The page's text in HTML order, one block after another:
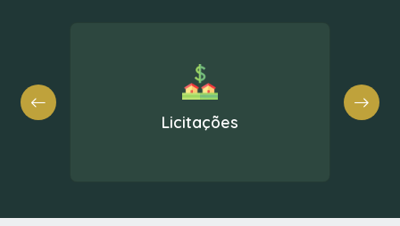
Nota Fiscal Eletrônica